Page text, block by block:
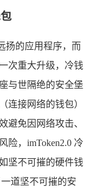
扬的应用程序，而
次重大升级，冷钱
与世隔绝的安全堡
连接网络的钱包）
避免因网络攻击、
险，imToken2.0 冷
坚不可摧的硬件钱
道坚不可摧的安